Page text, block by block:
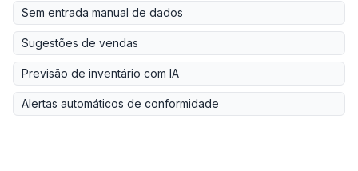
Sem entrada manual de dados
Sugestões de vendas
Previsão de inventário com IA
Alertas automáticos de conformidade